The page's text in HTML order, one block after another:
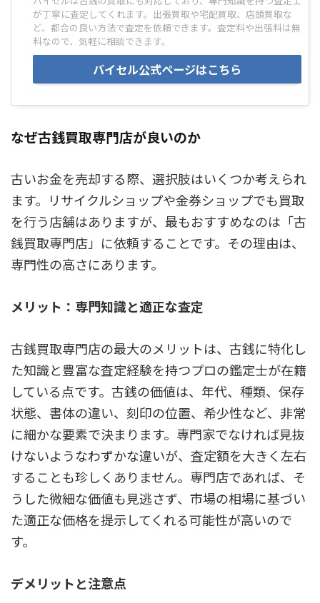
が丁寧に査定してくれます。出張買取や宅配買取、店頭買取な
ど、都合の良い方法で査定を依頼できます。査定料や出張料は無
料なので、気軽に相談できます。
バイセル公式ページはこちら
なぜ古銭買取専門店が良いのか
古いお金を売却する際、選択肢はいくつか考えられ
ます。リサイクルショップや金券ショップでも買取
を行う店舗はありますが、最もおすすめなのは「古
銭買取専門店」に依頼することです。その理由は、
専門性の高さにあります。
メリット：専門知識と適正な査定
古銭買取専門店の最大のメリットは、古銭に特化し
た知識と豊富な査定経験を持つプロの鑑定士が在籍
している点です。古銭の価値は、年代、種類、保存
状態、書体の違い、刻印の位置、希少性など、非常
に細かな要素で決まります。専門家でなければ見抜
けないようなわずかな違いが、査定額を大きく左右
することも珍しくありません。専門店であれば、そ
うした微細な価値も見逃さず、市場の相場に基づい
た適正な価格を提示してくれる可能性が高いので
す。
デメリットと注意点